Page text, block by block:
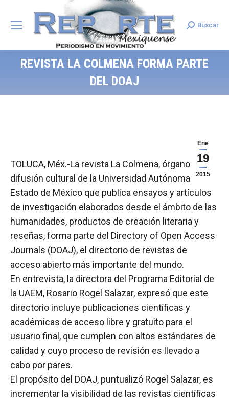
Search:
Buscar
REVISTA LA COLMENA FORMA PARTE
DEL DOAJ
Ene
19
2015
TOLUCA, Méx.-La revista La Colmena, órgano de
difusión cultural de la Universidad Autónoma del
Estado de México que publica ensayos y artículos
de investigación elaborados desde el ámbito de las
humanidades, productos de creación literaria y
reseñas, forma parte del Directory of Open Access
Journals (DOAJ), el directorio de revistas de
acceso abierto más importante del mundo.
En entrevista, la directora del Programa Editorial de
la UAEM, Rosario Rogel Salazar, expresó que este
directorio incluye publicaciones científicas y
académicas de acceso libre y gratuito para el
usuario final, que cumplen con altos estándares de
calidad y cuyo proceso de revisión es llevado a
cabo por pares.
El propósito del DOAJ, puntualizó Rogel Salazar, es
incrementar la visibilidad de las revistas científicas